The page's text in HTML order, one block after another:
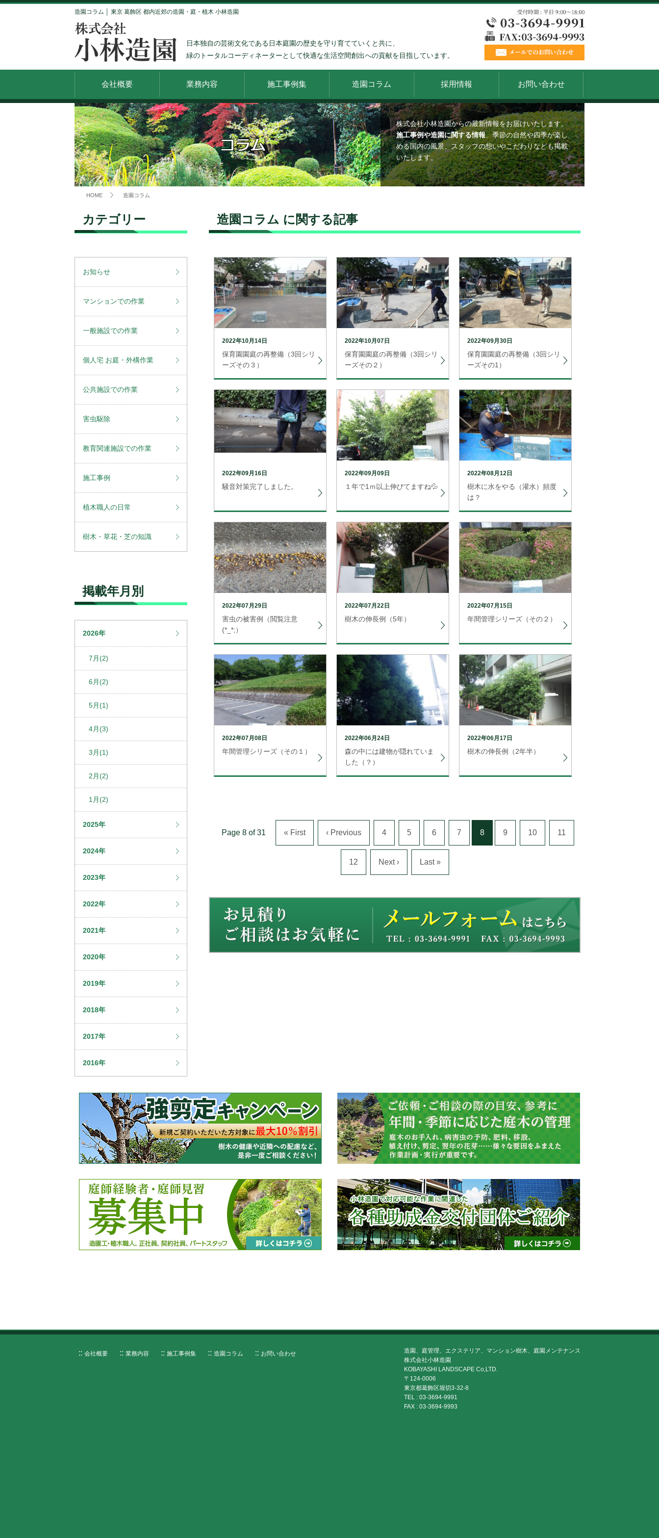
造園コラム │ 東京 葛飾区 都内近郊の造園・庭・植木 小林造園
日本独自の芸術文化である日本庭園の歴史を守り育てていくと共に、
緑のトータルコーディネーターとして快適な生活空間創出への貢献を目指しています。
会社概要 業務内容 施工事例集 造園コラム 採用情報 お問い合わせ
株式会社小林造園からの最新情報をお届けいたします。
施工事例や造園に関する情報、季節の自然や四季が楽し
める国内の風景、スタッフの想いやこだわりなども掲載
いたします。
HOME 造園コラム
造園コラム に関する記事
2022年10月14日
保育園園庭の再整備（3回シリ
ーズその３）
2022年10月07日
保育園園庭の再整備（3回シリ
ーズその２）
2022年09月30日
保育園園庭の再整備（3回シリ
ーズその1）
2022年09月16日
騒音対策完了しました。
2022年09月09日
１年で1ｍ以上伸びてますね💦
2022年08月12日
樹木に水をやる（灌水）頻度
は？
2022年07月29日
害虫の被害例（閲覧注意
(*_*;）
2022年07月22日
樹木の伸長例（5年）
2022年07月15日
年間管理シリーズ（その２）
2022年07月08日
年間管理シリーズ（その１）
2022年06月24日
森の中には建物が隠れていま
した（？）
2022年06月17日
樹木の伸長例（2年半）
Page 8 of 31 « First ‹ Previous 4 5 6 7 8 9 10 11
12 Next › Last »
カテゴリー
お知らせ
マンションでの作業
一般施設での作業
個人宅 お庭・外構作業
公共施設での作業
害虫駆除
教育関連施設での作業
施工事例
植木職人の日常
樹木・草花・芝の知識
掲載年月別
2026年
7月(2)
6月(2)
5月(1)
4月(3)
3月(1)
2月(2)
1月(2)
2025年
2024年
2023年
2022年
2021年
2020年
2019年
2018年
2017年
2016年
会社概要 業務内容 施工事例集 造園コラム お問い合わせ
造園、庭管理、エクステリア、マンション樹木、庭園メンテナンス
株式会社小林造園
KOBAYASHI LANDSCAPE Co,LTD.
〒124-0006
東京都葛飾区堀切3-32-8
TEL : 03-3694-9991
FAX : 03-3694-9993